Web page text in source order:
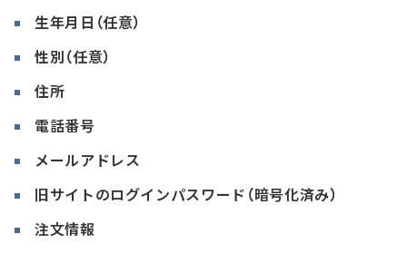
生年月日（任意）
性別（任意）
住所
電話番号
メールアドレス
旧サイトのログインパスワード（暗号化済み）
注文情報